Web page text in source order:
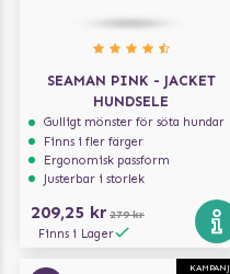
SEAMAN PINK - JACKET
HUNDSELE
Gulligt mönster för söta hundar
Finns i fler färger
Ergonomisk passform
Justerbar i storlek
209,25 kr 279 kr
Finns i Lager
KAMPANJ